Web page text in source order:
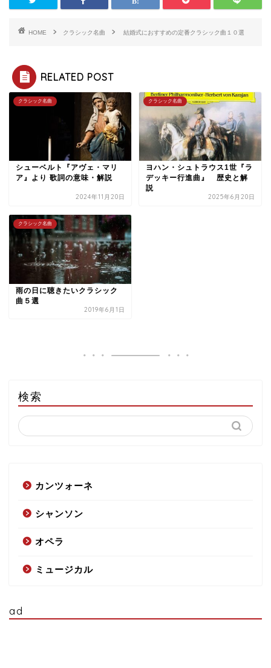
HOME クラシック名曲 結婚式におすすめの定番クラシック曲１０選
RELATED POST
クラシック名曲
シューベルト『アヴェ・マリ
ア』より 歌詞の意味・解説
2024年11月20日
クラシック名曲
ヨハン・シュトラウス1世『ラ
デッキー行進曲』 歴史と解
説
2025年6月20日
クラシック名曲
雨の日に聴きたいクラシック
曲５選
2019年6月1日
検索
カンツォーネ
シャンソン
オペラ
ミュージカル
ad